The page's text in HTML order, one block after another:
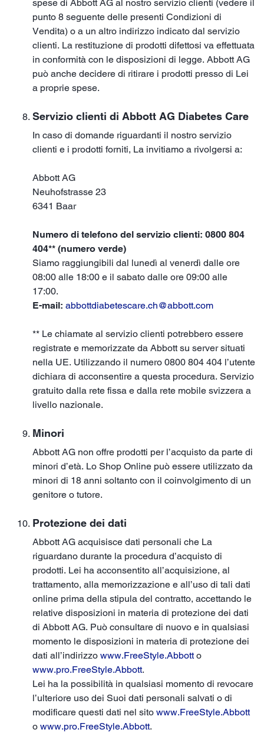
spese di Abbott AG al nostro servizio clienti (vedere il
punto 8 seguente delle presenti Condizioni di
Vendita) o a un altro indirizzo indicato dal servizio
clienti. La restituzione di prodotti difettosi va effettuata
in conformità con le disposizioni di legge. Abbott AG
può anche decidere di ritirare i prodotti presso di Lei
a proprie spese.
Servizio clienti di Abbott AG Diabetes Care
In caso di domande riguardanti il nostro servizio
clienti e i prodotti forniti, La invitiamo a rivolgersi a:
Abbott AG
Neuhofstrasse 23
6341 Baar
Numero di telefono del servizio clienti: 0800 804
404** (numero verde)
Siamo raggiungibili dal lunedì al venerdì dalle ore
08:00 alle 18:00 e il sabato dalle ore 09:00 alle
17:00.
E-mail: abbottdiabetescare.ch@abbott.com
** Le chiamate al servizio clienti potrebbero essere
registrate e memorizzate da Abbott su server situati
nella UE. Utilizzando il numero 0800 804 404 l’utente
dichiara di acconsentire a questa procedura. Servizio
gratuito dalla rete fissa e dalla rete mobile svizzera a
livello nazionale.
Minori
Abbott AG non offre prodotti per l’acquisto da parte di
minori d’età. Lo Shop Online può essere utilizzato da
minori di 18 anni soltanto con il coinvolgimento di un
genitore o tutore.
Protezione dei dati
Abbott AG acquisisce dati personali che La
riguardano durante la procedura d’acquisto di
prodotti. Lei ha acconsentito all’acquisizione, al
trattamento, alla memorizzazione e all’uso di tali dati
online prima della stipula del contratto, accettando le
relative disposizioni in materia di protezione dei dati
di Abbott AG. Può consultare di nuovo e in qualsiasi
momento le disposizioni in materia di protezione dei
dati all’indirizzo www.FreeStyle.Abbotto
www.pro.FreeStyle.Abbott.
Lei ha la possibilità in qualsiasi momento di revocare
l’ulteriore uso dei Suoi dati personali salvati o di
modificare questi dati nel sito www.FreeStyle.Abbott
o www.pro.FreeStyle.Abbott.